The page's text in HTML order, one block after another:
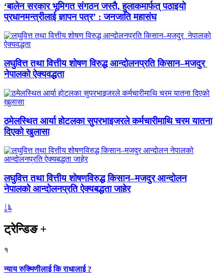
‘बालेन सरकार भूमिगत संगठन जस्तै, हुलाकमार्फत् पठाइयो
प्रधानमन्त्रीलाई ज्ञापन पत्र’ : जनजाति महासंघ
लघुवित्त तथा वित्तीय शोषण विरुद्ध आन्दोलनप्रति किसान–मजदुर
नेपालको ऐक्यवद्धता
ठमेलस्थित आर्या होटलका सुपरभाइजरले कर्मचारीमाथि चरम यातना
दिएको खुलासा
लघुवित्त तथा वित्तीय शोषणविरुद्ध किसान–मजदुर आन्दोलन
नेपालको आन्दोलनप्रति ऐक्यबद्धता जाहेर
ट्रेन्डिङ+
१
न्याय रुक्मिणीलाई कि राधालाई ?